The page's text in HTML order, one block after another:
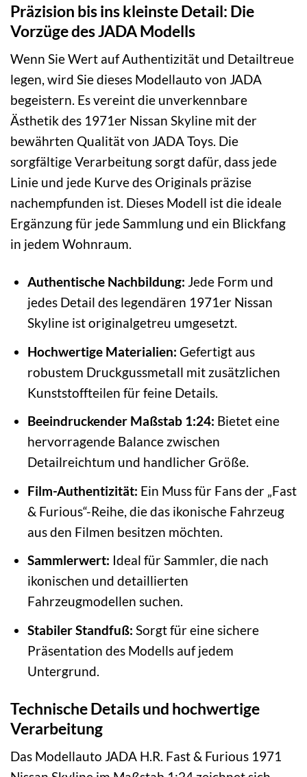
Präzision bis ins kleinste Detail: Die
Vorzüge des JADA Modells
Wenn Sie Wert auf Authentizität und Detailtreue
legen, wird Sie dieses Modellauto von JADA
begeistern. Es vereint die unverkennbare
Ästhetik des 1971er Nissan Skyline mit der
bewährten Qualität von JADA Toys. Die
sorgfältige Verarbeitung sorgt dafür, dass jede
Linie und jede Kurve des Originals präzise
nachempfunden ist. Dieses Modell ist die ideale
Ergänzung für jede Sammlung und ein Blickfang
in jedem Wohnraum.
Authentische Nachbildung: Jede Form und
jedes Detail des legendären 1971er Nissan
Skyline ist originalgetreu umgesetzt.
Hochwertige Materialien: Gefertigt aus
robustem Druckgussmetall mit zusätzlichen
Kunststoffteilen für feine Details.
Beeindruckender Maßstab 1:24: Bietet eine
hervorragende Balance zwischen
Detailreichtum und handlicher Größe.
Film-Authentizität: Ein Muss für Fans der „Fast
& Furious“-Reihe, die das ikonische Fahrzeug
aus den Filmen besitzen möchten.
Sammlerwert: Ideal für Sammler, die nach
ikonischen und detaillierten
Fahrzeugmodellen suchen.
Stabiler Standfuß: Sorgt für eine sichere
Präsentation des Modells auf jedem
Untergrund.
Technische Details und hochwertige
Verarbeitung
Das Modellauto JADA H.R. Fast & Furious 1971